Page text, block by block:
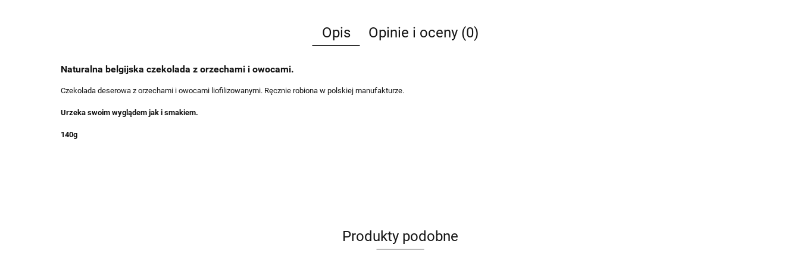
Opis Opinie i oceny (0)
Naturalna belgijska czekolada z orzechami i owocami.
Czekolada deserowa z orzechami i owocami liofilizowanymi. Ręcznie robiona w polskiej manufakturze.
Urzeka swoim wyglądem jak i smakiem.
140g
Produkty podobne